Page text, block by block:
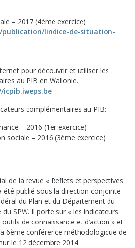
– 2017 (4ème exercice)
publication/lindice-de-situation-
pour découvrir et utiliser les
au PIB en Wallonie.
complémentaires au PIB:
– 2016 (1er exercice)
sociale – 2016 (3ème exercice)
de la revue « Reflets et perspectives
été publié sous la direction conjointe
du Plan et du Département du
SPW. Il porte sur « les indicateurs
de connaissance et d’action » et
6ème conférence méthodologique de
le 12 décembre 2014.